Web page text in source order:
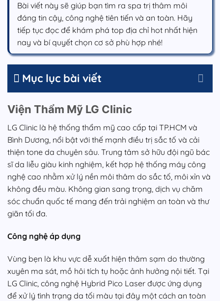
Bài viết này sẽ giúp bạn tìm ra spa trị thâm môi
đáng tin cậy, công nghệ tiên tiến và an toàn. Hãy
tiếp tục đọc để khám phá top địa chỉ hot nhất hiện
nay và bí quyết chọn cơ sở phù hợp nhé!
Mục lục bài viết
Viện Thẩm Mỹ LG Clinic
LG Clinic là hệ thống thẩm mỹ cao cấp tại TP.HCM và
Bình Dương, nổi bật với thế mạnh điều trị sắc tố và cải
thiện tone da chuyên sâu. Trung tâm sở hữu đội ngũ bác
sĩ da liễu giàu kinh nghiệm, kết hợp hệ thống máy công
nghệ cao nhằm xử lý nền môi thâm do sắc tố, môi xỉn và
không đều màu. Không gian sang trọng, dịch vụ chăm
sóc chuẩn quốc tế mang đến trải nghiệm an toàn và thư
giãn tối đa.
Công nghệ áp dụng
Vùng bẹn là khu vực dễ xuất hiện thâm sạm do thường
xuyên ma sát, mồ hôi tích tụ hoặc ảnh hưởng nội tiết. Tại
LG Clinic, công nghệ Hybrid Pico Laser được ứng dụng
để xử lý tình trạng da tối màu tại đây một cách an toàn